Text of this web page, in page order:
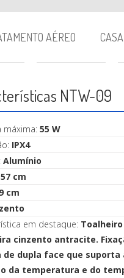
TRATAMENTO
AÉREO CASA
NTW-09
máxima: 55 W
IPX4
Alumínio
57 cm
cm
em destaque:
cinzento antracite.
de dupla face que suporta
da temperatura e do